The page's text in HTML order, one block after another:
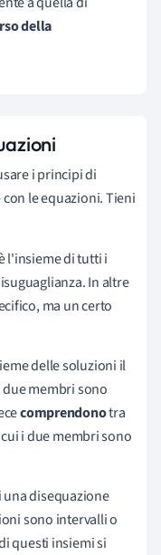
della
i principi di
le equazioni. Tieni
l'insieme di tutti i
In altre
ma un certo
delle soluzioni il
membri sono
comprendonotra
i due membri sono
disequazione
sono intervalli o
questi insiemi si